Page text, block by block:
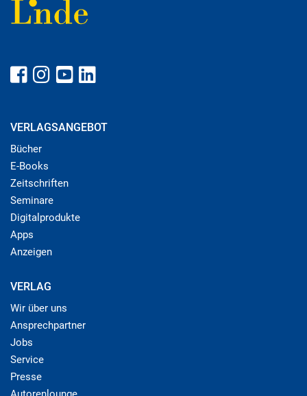
VERLAGSANGEBOT
Bücher
E-Books
Zeitschriften
Seminare
Digitalprodukte
Apps
Anzeigen
VERLAG
Wir über uns
Ansprechpartner
Jobs
Service
Presse